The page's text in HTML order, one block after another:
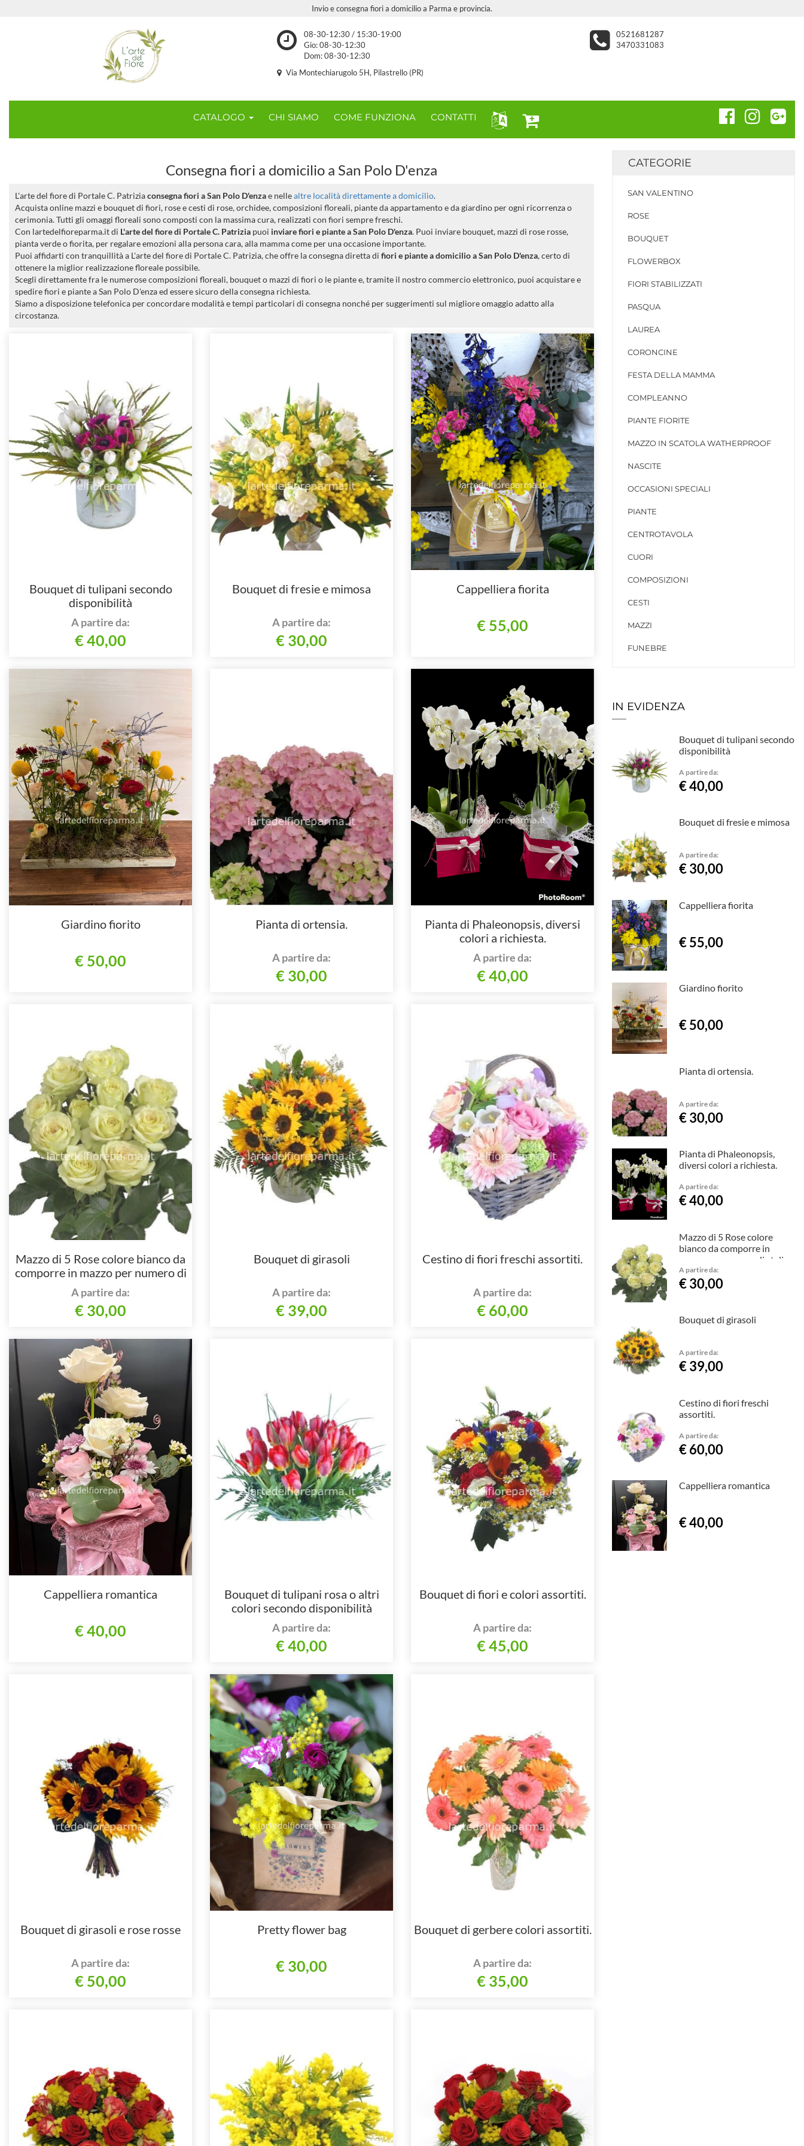
Invio e consegna fiori a domicilio a Parma e provincia.
08-30-12:30 / 15:30-19:00
Gio: 08-30-12:30
Dom: 08-30-12:30
0521681287
3470331083
Via Montechiarugolo 5H, Pilastrello (PR)
CATALOGO CHI SIAMO COME FUNZIONA CONTATTI
Consegna fiori a domicilio a San Polo D'enza
L'arte del fiore di Portale C. Patriziaconsegna fiori a San Polo D'enzae nellealtre località direttamente a domicilio.
Acquista online mazzi e bouquet di fiori, rose e cesti di rose, orchidee, composizioni floreali, piante da appartamento e da giardino per ogni ricorrenza o
cerimonia. Tutti gli omaggi floreali sono composti con la massima cura, realizzati con fiori sempre freschi.
Con lartedelfioreparma.it di L'arte del fiore di Portale C. Patrizia puoi inviare fiori e piante a San Polo D'enza. Puoi inviare bouquet, mazzi di rose rosse,
pianta verde o fiorita, per regalare emozioni alla persona cara, alla mamma come per una occasione importante.
Puoi affidarti con tranquillità a L'arte del fiore di Portale C. Patrizia, che offre la consegna diretta di fiori e piante a domicilio a San Polo D'enza, certo di
ottenere la miglior realizzazione floreale possibile.
Scegli direttamente fra le numerose composizioni floreali, bouquet o mazzi di fiori o le piante e, tramite il nostro commercio elettronico, puoi acquistare e
spedire fiori e piante a San Polo D'enza ed essere sicuro della consegna richiesta.
Siamo a disposizione telefonica per concordare modalità e tempi particolari di consegna nonché per suggerimenti sul migliore omaggio adatto alla
circostanza.
Bouquet di tulipani secondo
disponibilità
A partire da:
€ 40,00
Bouquet di fresie e mimosa
A partire da:
€ 30,00
Cappelliera fiorita
€ 55,00
Giardino fiorito
€ 50,00
Pianta di ortensia.
A partire da:
€ 30,00
Pianta di Phaleonopsis, diversi
colori a richiesta.
A partire da:
€ 40,00
Mazzo di 5 Rose colore bianco da
comporre in mazzo per numero di
steli.
A partire da:
€ 30,00
Bouquet di girasoli
A partire da:
€ 39,00
Cestino di fiori freschi assortiti.
A partire da:
€ 60,00
Cappelliera romantica
€ 40,00
Bouquet di tulipani rosa o altri
colori secondo disponibilità
stagionale e del negozio
A partire da:
€ 40,00
Bouquet di fiori e colori assortiti.
A partire da:
€ 45,00
Bouquet di girasoli e rose rosse
A partire da:
€ 50,00
Pretty flower bag
€ 30,00
Bouquet di gerbere colori assortiti.
A partire da:
€ 35,00
CATEGORIE
SAN VALENTINO
ROSE
BOUQUET
FLOWERBOX
FIORI STABILIZZATI
PASQUA
LAUREA
CORONCINE
FESTA DELLA MAMMA
COMPLEANNO
PIANTE FIORITE
MAZZO IN SCATOLA WATHERPROOF
NASCITE
OCCASIONI SPECIALI
PIANTE
CENTROTAVOLA
CUORI
COMPOSIZIONI
CESTI
MAZZI
FUNEBRE
IN EVIDENZA
Bouquet di tulipani secondo
disponibilità
A partire da:
€ 40,00
Bouquet di fresie e mimosa
A partire da:
€ 30,00
Cappelliera fiorita
€ 55,00
Giardino fiorito
€ 50,00
Pianta di ortensia.
A partire da:
€ 30,00
Pianta di Phaleonopsis,
diversi colori a richiesta.
A partire da:
€ 40,00
Mazzo di 5 Rose colore
bianco da comporre in
mazzo per numero di steli.
A partire da:
€ 30,00
Bouquet di girasoli
A partire da:
€ 39,00
Cestino di fiori freschi
assortiti.
A partire da:
€ 60,00
Cappelliera romantica
€ 40,00